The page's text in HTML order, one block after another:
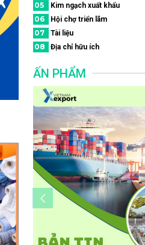
05 Kim ngạch xuất khẩu
06 Hội chợ triển lãm
07 Tài liệu
08 Địa chỉ hữu ích
ẤN PHẨM